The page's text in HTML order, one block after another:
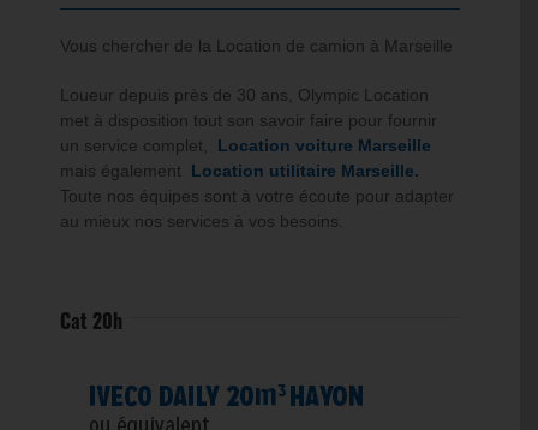
Vous chercher de la Location de camion à Marseille
Loueur depuis près de 30 ans, Olympic Location
met à disposition tout son savoir faire pour fournir
un service complet, Location voiture Marseille
mais également Location utilitaire Marseille.
Toute nos équipes sont à votre écoute pour adapter
au mieux nos services à vos besoins.
Cat 20h